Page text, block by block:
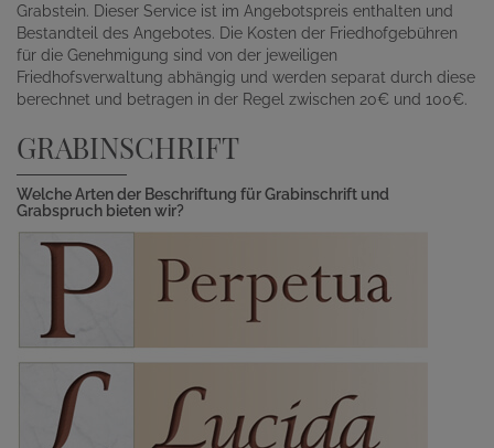
Grabstein. Dieser Service ist im Angebotspreis enthalten und
Bestandteil des Angebotes. Die Kosten der Friedhofgebühren
für die Genehmigung sind von der jeweiligen
Friedhofsverwaltung abhängig und werden separat durch diese
berechnet und betragen in der Regel zwischen 20€ und 100€.
GRABINSCHRIFT
Welche Arten der Beschriftung für Grabinschrift und
Grabspruch bieten wir?